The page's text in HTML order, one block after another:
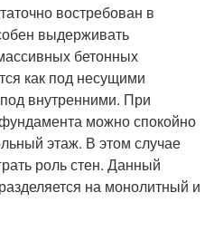
востребован в
выдерживать
бетонных
как под несущими
внутренними. При
можно спокойно
этаж. В этом случае
роль стен. Данный
на монолитный и